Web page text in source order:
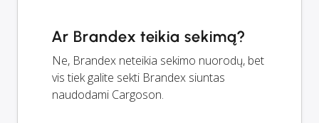
Ar Brandex teikia sekimą?
Ne, Brandex neteikia sekimo nuorodų, bet
vis tiek galite sekti Brandex siuntas
naudodami Cargoson.